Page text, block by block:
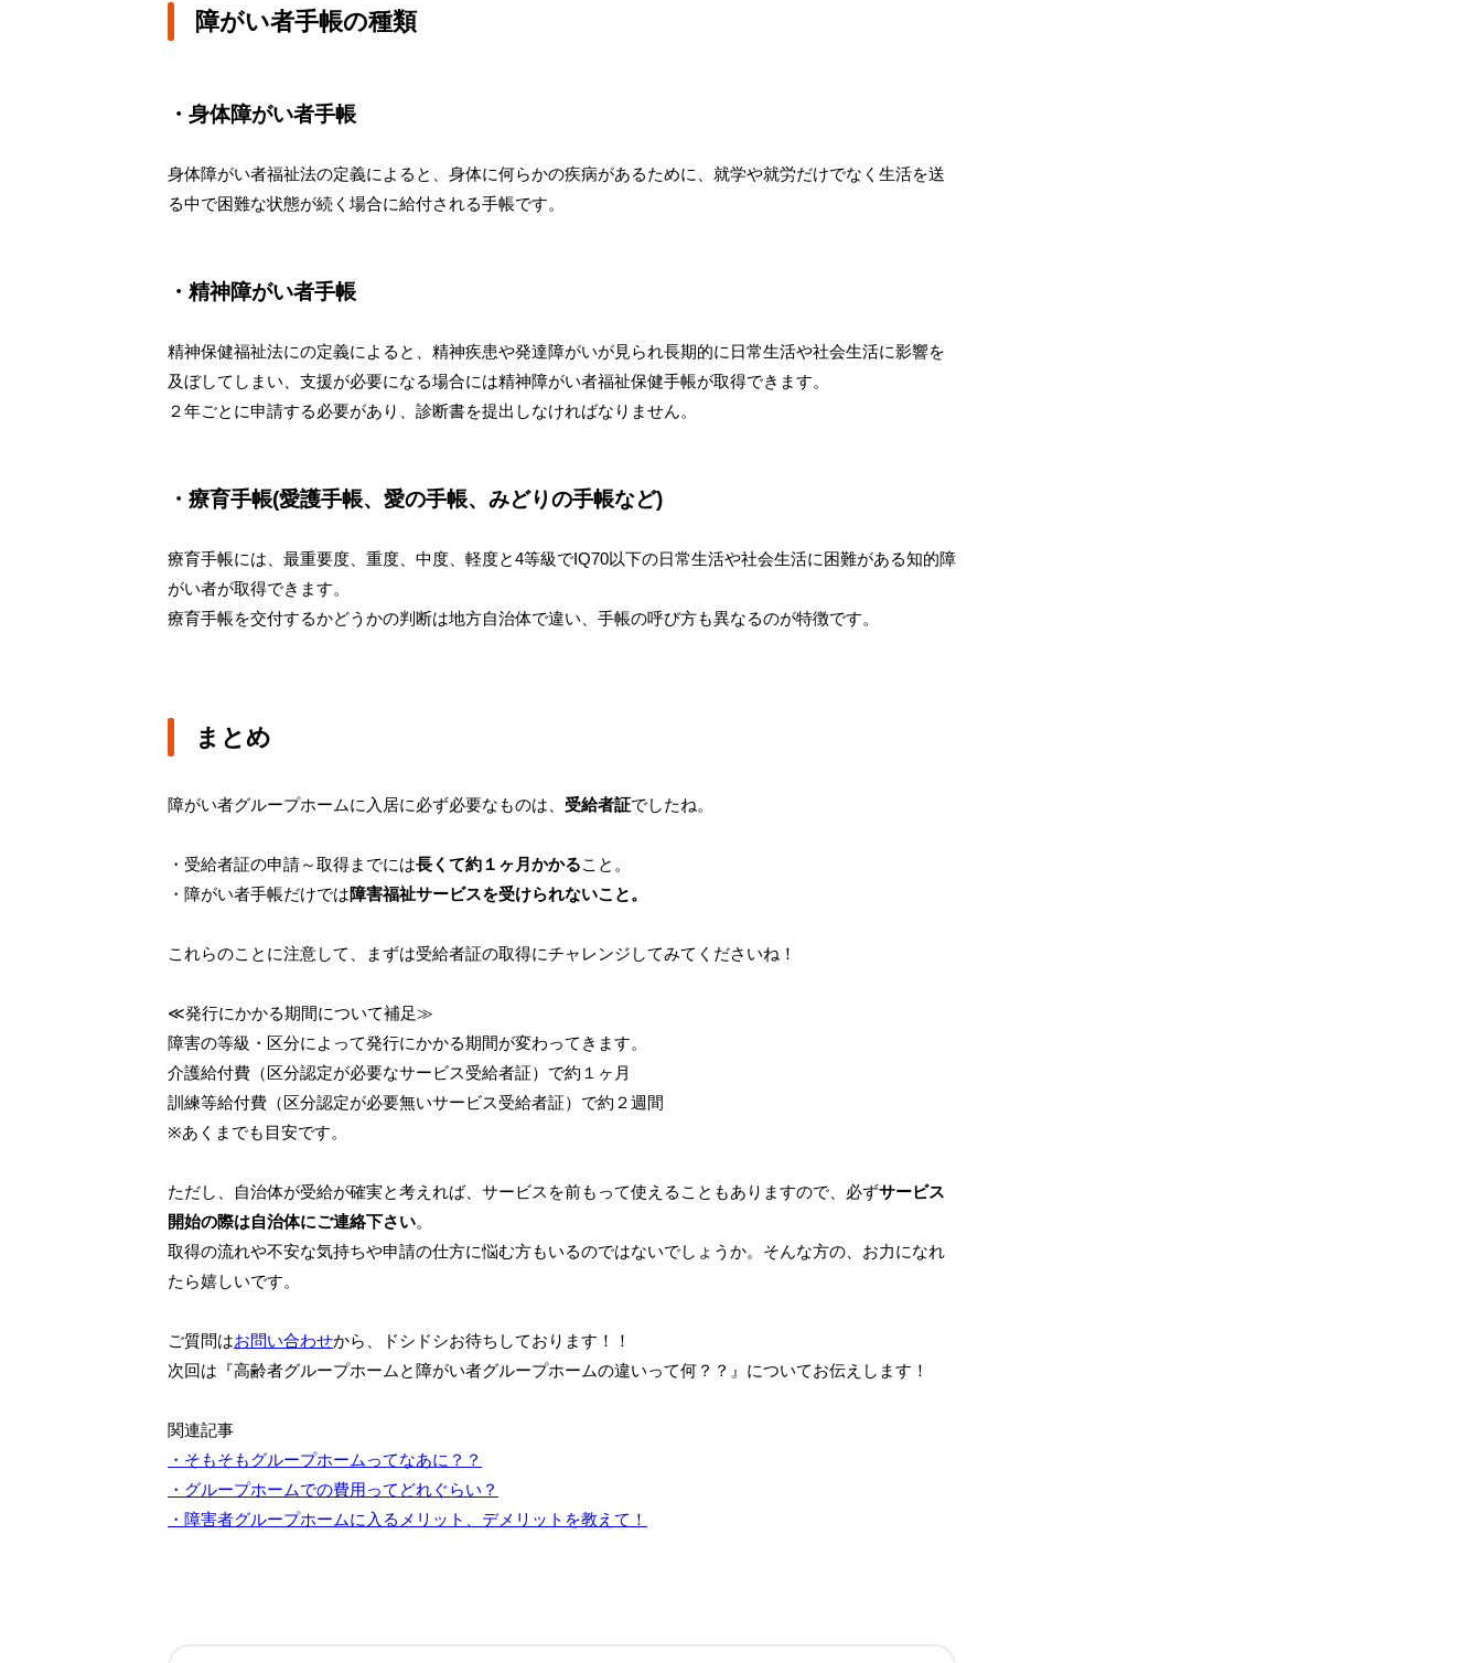
障がい者手帳の種類
・身体障がい者手帳
身体障がい者福祉法の定義によると、身体に何らかの疾病があるために、就学や就労だけでなく生活を送
る中で困難な状態が続く場合に給付される手帳です。
・精神障がい者手帳
精神保健福祉法にの定義によると、精神疾患や発達障がいが見られ長期的に日常生活や社会生活に影響を
及ぼしてしまい、支援が必要になる場合には精神障がい者福祉保健手帳が取得できます。
２年ごとに申請する必要があり、診断書を提出しなければなりません。
・療育手帳(愛護手帳、愛の手帳、みどりの手帳など)
療育手帳には、最重要度、重度、中度、軽度と4等級でIQ70以下の日常生活や社会生活に困難がある知的障
がい者が取得できます。
療育手帳を交付するかどうかの判断は地方自治体で違い、手帳の呼び方も異なるのが特徴です。
まとめ
障がい者グループホームに入居に必ず必要なものは、 受給者証でしたね。
・受給者証の申請～取得までには長くて約１ヶ月かかること。
・障がい者手帳だけでは障害福祉サービスを受けられないこと。
これらのことに注意して、まずは受給者証の取得にチャレンジしてみてくださいね！
≪発行にかかる期間について補足≫
障害の等級・区分によって発行にかかる期間が変わってきます。
介護給付費（区分認定が必要なサービス受給者証）で約１ヶ月
訓練等給付費（区分認定が必要無いサービス受給者証）で約２週間
※あくまでも目安です。
ただし、自治体が受給が確実と考えれば、サービスを前もって使えることもありますので、必ずサービス
開始の際は自治体にご連絡下さい。
取得の流れや不安な気持ちや申請の仕方に悩む方もいるのではないでしょうか。そんな方の、お力になれ
たら嬉しいです。
ご質問はお問い合わせから、ドシドシお待ちしております！！
次回は『高齢者グループホームと障がい者グループホームの違いって何？？』についてお伝えします！
関連記事
・そもそもグループホームってなあに？？
・グループホームでの費用ってどれぐらい？
・障害者グループホームに入るメリット、デメリットを教えて！